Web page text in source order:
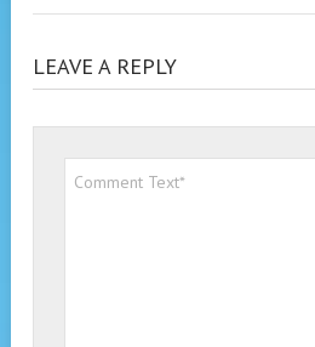
LEAVE A REPLY